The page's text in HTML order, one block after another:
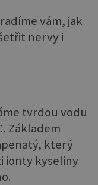
vám, jak
nervy i
tvrdou vodu
Základem
který
ionty kyseliny